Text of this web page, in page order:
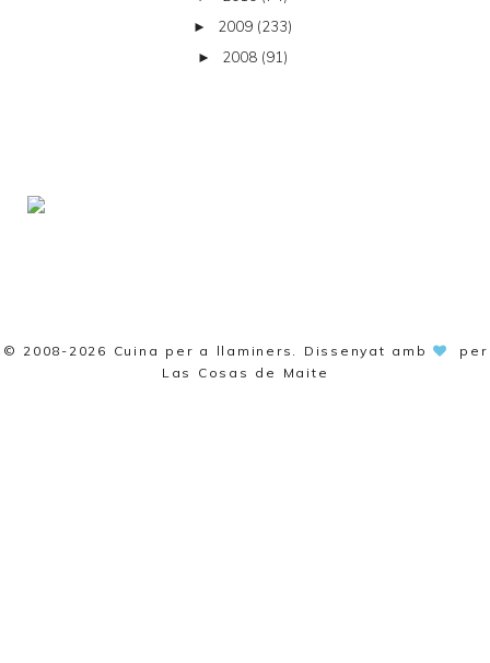
► 2009 (233)
► 2008 (91)
© 2008-2026 Cuina per a llaminers . Dissenyat amb
per
Las Cosas de Maite